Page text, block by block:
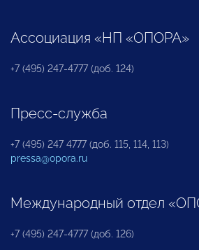
Ассоциация «НП «ОПОРА»
+7 (495) 247-4777 (доб. 124)
Пресс-служба
+7 (495) 247 4777 (доб. 115, 114, 113)
pressa@opora.ru
Международный отдел
+7 (495) 247-4777 (доб. 126)